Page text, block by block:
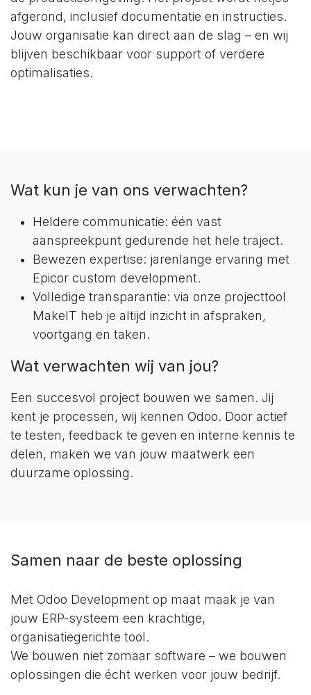
afgerond, inclusief documentatie en instructies.
Jouw organisatie kan direct aan de slag – en wij
blijven beschikbaar voor support of verdere
optimalisaties.
Wat kun je van ons verwachten?
Heldere communicatie: één vast
aanspreekpunt gedurende het hele traject.
Bewezen expertise: jarenlange ervaring met
Epicor custom development.
Volledige transparantie: via onze projecttool
MakeIT heb je altijd inzicht in afspraken,
voortgang en taken.
Wat verwachten wij van jou?
Een succesvol project bouwen we samen. Jij
kent je processen, wij kennen Odoo. Door actief
te testen, feedback te geven en interne kennis te
delen, maken we van jouw maatwerk een
duurzame oplossing.
Samen naar de beste oplossing
Met Odoo Development op maat maak je van
jouw ERP-systeem een krachtige,
organisatiegerichte tool.
We bouwen niet zomaar software – we bouwen
oplossingen die écht werken voor jouw bedrijf.